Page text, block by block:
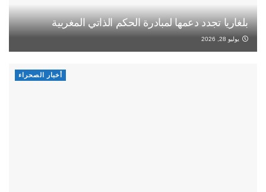
بلغاريا تجدد دعمها لمبادرة الحكم الذاتي المغربية
يوليو 28, 2026
أخبار الصحراء